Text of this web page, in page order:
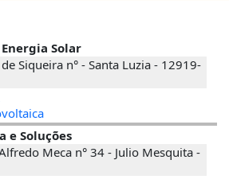
Solar
Siqueira n° - Santa Luzia - 12919-
e Soluções
Meca n° 34 - Julio Mesquita -